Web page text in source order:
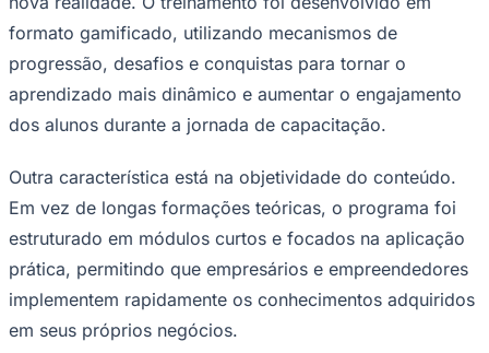
nova realidade. O treinamento foi desenvolvido em
formato gamificado, utilizando mecanismos de
progressão, desafios e conquistas para tornar o
aprendizado mais dinâmico e aumentar o engajamento
dos alunos durante a jornada de capacitação.
Outra característica está na objetividade do conteúdo.
Em vez de longas formações teóricas, o programa foi
estruturado em módulos curtos e focados na aplicação
prática, permitindo que empresários e empreendedores
implementem rapidamente os conhecimentos adquiridos
em seus próprios negócios.